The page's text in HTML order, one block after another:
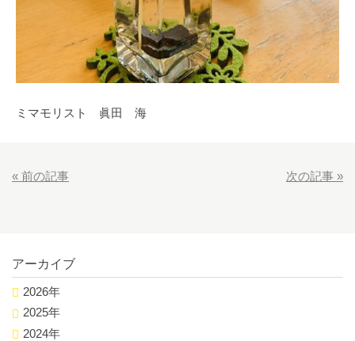
ミマモリスト 眞田 海
« 前の記事 次の記事 »
アーカイブ
2026年
2025年
2024年